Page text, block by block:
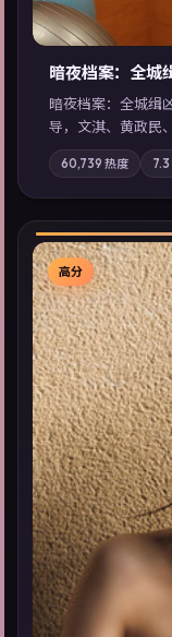
暗夜档案：全城
暗夜档案：全城缉
导，文淇、黄政民
两代人的执念在暴
站内亦可通过「国
型高分佳作，畅享
60,739 热度 7.3
高分